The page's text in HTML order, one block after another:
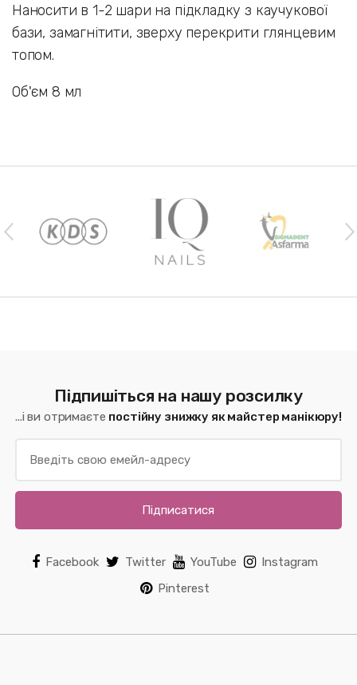
Наносити в 1-2 шари на підкладку з каучукової
бази, замагнітити, зверху перекрити глянцевим
топом.
Об'єм 8 мл
Підпишіться на нашу розсилку
...і ви отримаєте постійну знижку як майстер манікюру!
Підписатися
Facebook Twitter YouTube
Instagram
Pinterest